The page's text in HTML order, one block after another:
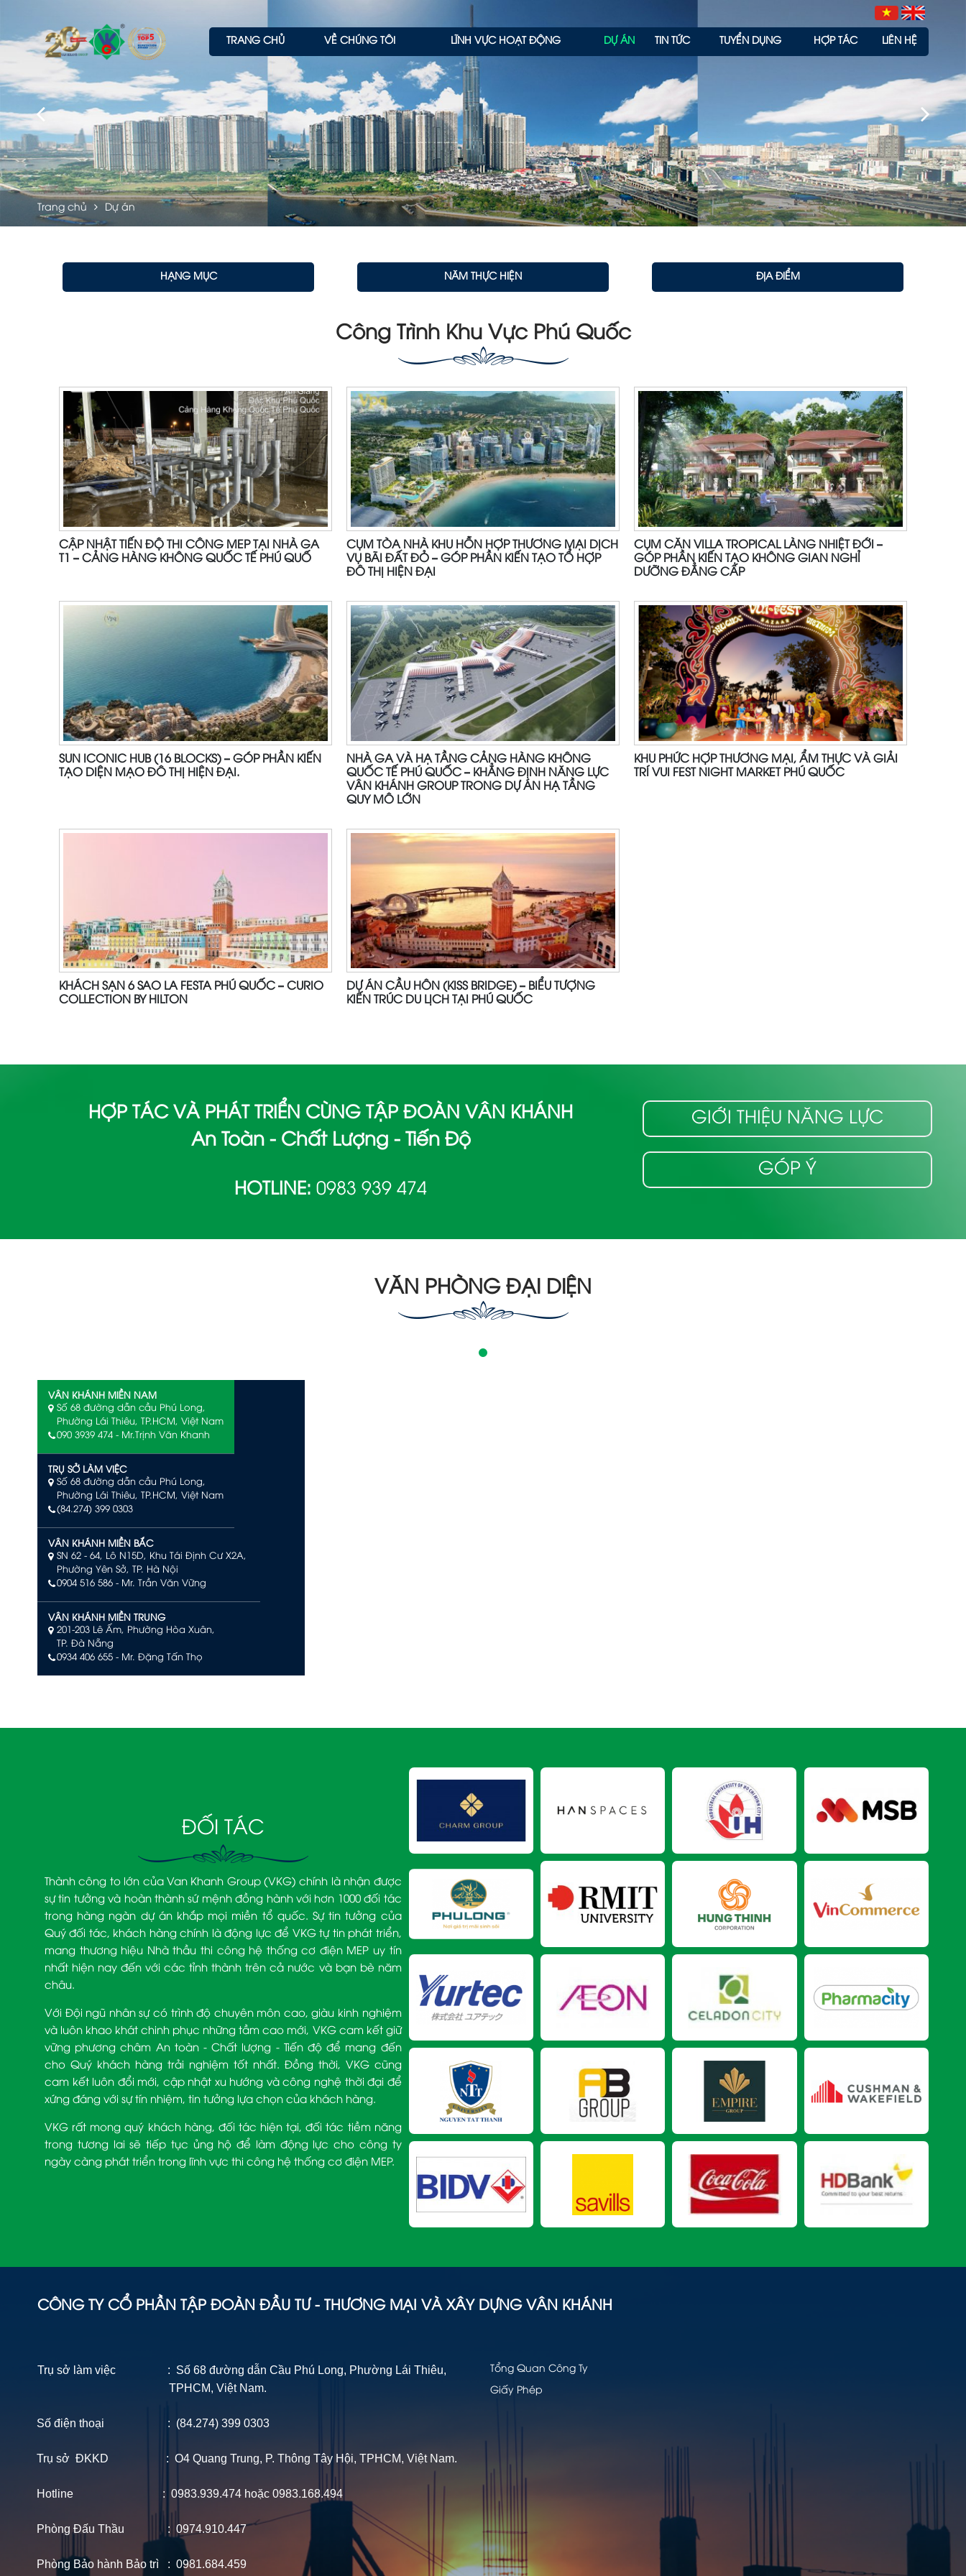
TRANG CHỦ VỀ CHÚNG TÔI LĨNH VỰC HOẠT ĐỘNG DỰ ÁN TIN TỨC TUYỂN DỤNG HỢP TÁC LIÊN HỆ
Trang chủ Dự án
HẠNG MỤC NĂM THỰC HIỆN ĐỊA ĐIỂM
Công Trình Khu Vực Phú Quốc
CẬP NHẬT TIẾN ĐỘ THI CÔNG MEP TẠI NHÀ GA
T1 – CẢNG HÀNG KHÔNG QUỐC TẾ PHÚ QUỐ
CỤM TÒA NHÀ KHU HỖN HỢP THƯƠNG MẠI DỊCH
VỤ BÃI ĐẤT ĐỎ – GÓP PHẦN KIẾN TẠO TỔ HỢP
ĐÔ THỊ HIỆN ĐẠI
CỤM CĂN VILLA TROPICAL LÀNG NHIỆT ĐỚI –
GÓP PHẦN KIẾN TẠO KHÔNG GIAN NGHỈ
DƯỠNG ĐẲNG CẤP
SUN ICONIC HUB (16 BLOCKS) – GÓP PHẦN KIẾN
TẠO DIỆN MẠO ĐÔ THỊ HIỆN ĐẠI.
NHÀ GA VÀ HẠ TẦNG CẢNG HÀNG KHÔNG
QUỐC TẾ PHÚ QUỐC – KHẲNG ĐỊNH NĂNG LỰC
VÂN KHÁNH GROUP TRONG DỰ ÁN HẠ TẦNG
QUY MÔ LỚN
KHU PHỨC HỢP THƯƠNG MẠI, ẨM THỰC VÀ GIẢI
TRÍ VUI FEST NIGHT MARKET PHÚ QUỐC
KHÁCH SẠN 6 SAO LA FESTA PHÚ QUỐC – CURIO
COLLECTION BY HILTON
DỰ ÁN CẦU HÔN (KISS BRIDGE) – BIỂU TƯỢNG
KIẾN TRÚC DU LỊCH TẠI PHÚ QUỐC
HỢP TÁC VÀ PHÁT TRIỂN CÙNG TẬP ĐOÀN VÂN KHÁNH
An Toàn - Chất Lượng - Tiến Độ
HOTLINE:0983 939 474
GIỚI THIỆU NĂNG LỰC
GÓP Ý
VĂN PHÒNG ĐẠI DIỆN
VÂN KHÁNH MIỀN NAM
Số 68 đường dẫn cầu Phú Long,
Phường Lái Thiêu, TP.HCM, Việt Nam
090 3939 474 - Mr.Trịnh Văn Khanh
TRỤ SỞ LÀM VIỆC
Số 68 đường dẫn cầu Phú Long,
Phường Lái Thiêu, TP.HCM, Việt Nam
(84.274) 399 0303
VÂN KHÁNH MIỀN BẮC
SN 62 - 64, Lô N15D, Khu Tái Định Cư X2A,
Phường Yên Sở, TP. Hà Nội
0904 516 586 - Mr. Trần Văn Vững
VÂN KHÁNH MIỀN TRUNG
201-203 Lê Ấm, Phường Hòa Xuân,
TP. Đà Nẵng
0934 406 655 - Mr. Đặng Tấn Thọ
ĐỐI TÁC
Thành công to lớn của Van Khanh Group (VKG) chính là nhận được
sự tin tưởng và hoàn thành sứ mệnh đồng hành với hơn 1000 đối tác
trong hàng ngàn dự án khắp mọi miền tổ quốc. Sự tin tưởng của
Quý đối tác, khách hàng chính là động lực để VKG tự tin phát triển,
mang thương hiệu Nhà thầu thi công hệ thống cơ điện MEP uy tín
nhất hiện nay đến với các tỉnh thành trên cả nước và bạn bè năm
châu.
Với Đội ngũ nhân sự có trình độ chuyên môn cao, giàu kinh nghiệm
và luôn khao khát chinh phục những tầm cao mới, VKG cam kết giữ
vững phương châm An toàn - Chất lượng - Tiến độ để mang đến
cho Quý khách hàng trải nghiệm tốt nhất. Đồng thời, VKG cũng
cam kết luôn đổi mới, cập nhật xu hướng và công nghệ thời đại để
xứng đáng với sự tín nhiệm, tin tưởng lựa chọn của khách hàng.
VKG rất mong quý khách hàng, đối tác hiện tại, đối tác tiềm năng
trong tương lai sẽ tiếp tục ủng hộ để làm động lực cho công ty
ngày càng phát triển trong lĩnh vực thi công hệ thống cơ điện MEP.
CÔNG TY CỔ PHẦN TẬP ĐOÀN ĐẦU TƯ - THƯƠNG MẠI VÀ XÂY DỰNG VÂN KHÁNH
Trụ sở làm việc : Số 68 đường dẫn Cầu Phú Long, Phường Lái Thiêu,
TPHCM, Việt Nam.
Số điện thoại : (84.274) 399 0303
Trụ sở ĐKKD : O4 Quang Trung, P. Thông Tây Hội, TPHCM, Việt Nam.
Hotline : 0983.939.474 hoặc 0983.168.494
Phòng Đấu Thầu : 0974.910.447
Phòng Bảo hành Bảo trì : 0981.684.459
Tổng Quan Công Ty
Giấy Phép